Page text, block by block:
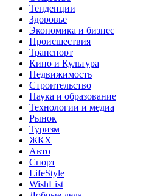
Тенденции
Здоровье
Экономика и бизнес
Происшествия
Транспорт
Кино и Культура
Недвижимость
Строительство
Наука и образование
Технологии и медиа
Рынок
Туризм
ЖКХ
Авто
Спорт
LifeStyle
WishList